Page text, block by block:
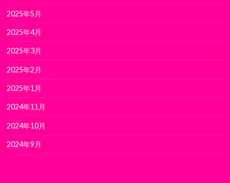
2025年5月
2025年4月
2025年3月
2025年2月
2025年1月
2024年11月
2024年10月
2024年9月